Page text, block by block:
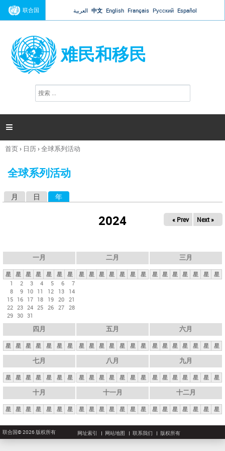
Jump to navigation
联合国 العربية 中文 English Français Русский Español
难民和移民
搜
索

你
这
首页› 日历›全球系列活动
全球系列活动
月 日 年
2024 « Prev Next »
一月
星 星 星 星 星 星
星
1
2 3 4 5 6
7
8
9 10 11 12 13
14
15 16 17 18 19 20 21
22 23 24 25 26 27 28
29 30 31
二月
星 星 星 星 星 星 星
三月
星 星 星 星 星 星 星
四月
星 星 星 星 星 星 星
五月
星 星 星 星 星 星 星
六月
星 星 星 星 星 星 星
七月
星 星 星 星 星 星 星
八月
星 星 星 星 星 星 星
九月
星 星 星 星 星 星 星
十月
星 星 星 星 星 星 星
十一月
星 星 星 星 星 星 星
十二月
星 星 星 星 星 星 星
联合国© 2026 版权所有 网址索引 网站地图 联系我们 版权所有